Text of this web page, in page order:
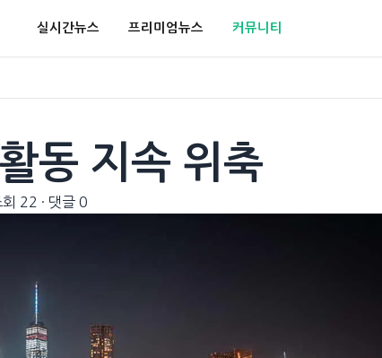
실시간뉴스 프리미엄뉴스 커뮤니티
동 지속 위축
회 22 · 댓글 0